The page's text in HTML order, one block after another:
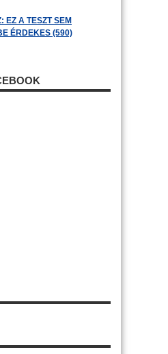
EZ A TESZT SEM
ÉRDEKES (590)